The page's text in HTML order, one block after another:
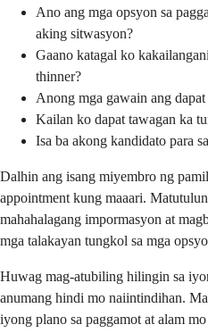
Ano ang mga opsyon sa
aking sitwasyon?
Gaano katagal ko
thinner?
Anong mga gawain ang
Kailan ko dapat tawagan ka
Isa ba akong kandidato para
Dalhin ang isang miyembro ng
appointment kung maaari.
mahahalagang impormasyon at
mga talakayan tungkol sa mga
Huwag mag-atubiling hilingin sa
anumang hindi mo naiintindihan.
iyong plano sa paggamot at alam